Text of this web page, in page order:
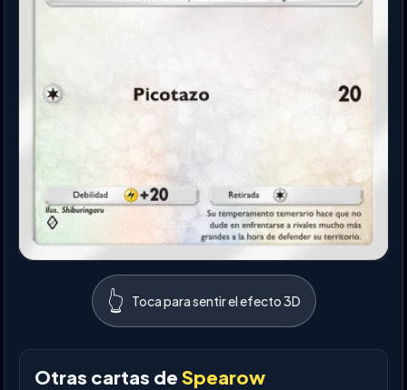
👆 Toca para sentir el efecto 3D
Otras cartas de Spearow